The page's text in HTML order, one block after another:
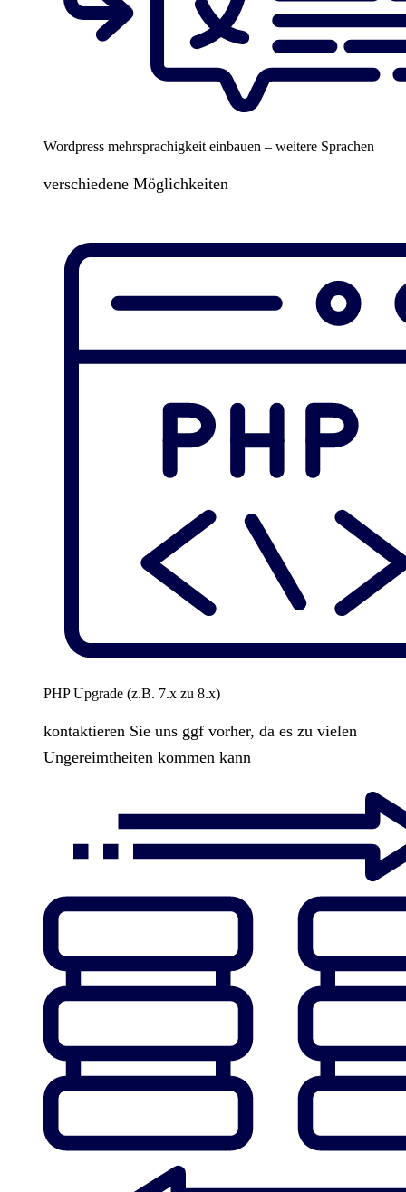
Wordpress mehrsprachigkeit einbauen – weitere Sprachen
verschiedene Möglichkeiten
PHP Upgrade (z.B. 7.x zu 8.x)
kontaktieren Sie uns ggf vorher, da es zu vielen
Ungereimtheiten kommen kann